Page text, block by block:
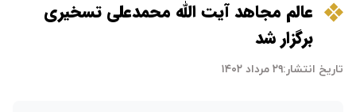
عالم مجاهد آیت الله محمدعلی تسخیری
برگزار شد
تاریخ انتشار:۲۹ مرداد ۱۴۰۲